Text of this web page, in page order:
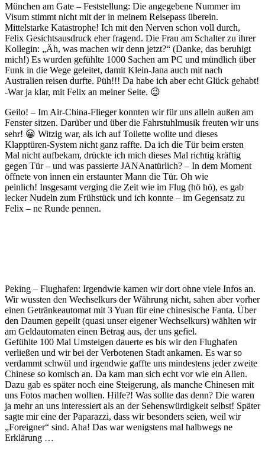
München am Gate – Feststellung: Die angegebene Nummer im
Visum stimmt nicht mit der in meinem Reisepass überein.
Mittelstarke Katastrophe! Ich mit den Nerven schon voll durch,
Felix Gesichtsausdruck eher fragend. Die Frau am Schalter zu ihrer
Kollegin: „Äh, was machen wir denn jetzt?“ (Danke, das beruhigt
mich!) Es wurden gefühlte 1000 Sachen am PC und mündlich über
Funk in die Wege geleitet, damit Klein-Jana auch mit nach
Australien reisen durfte. Püh!!! Da habe ich aber echt Glück gehabt!
-War ja klar, mit Felix an meiner Seite. 😉
Geilo! – Im Air-China-Flieger konnten wir für uns allein außen am
Fenster sitzen. Darüber und über die Fahrstuhlmusik freuten wir uns
sehr! 😀 Witzig war, als ich auf Toilette wollte und dieses
Klapptüren-System nicht ganz raffte. Da ich die Tür beim ersten
Mal nicht aufbekam, drückte ich mich dieses Mal richtig kräftig
gegen Tür – und was passierte JANAnatürlich? – In dem Moment
öffnete von innen ein erstaunter Mann die Tür. Oh wie
peinlich! Insgesamt verging die Zeit wie im Flug (hö hö), es gab
lecker Nudeln zum Frühstück und ich konnte – im Gegensatz zu
Felix – ne Runde pennen.
Peking – Flughafen: Irgendwie kamen wir dort ohne viele Infos an.
Wir wussten den Wechselkurs der Währung nicht, sahen aber vorher
einen Getränkeautomat mit 3 Yuan für eine chinesische Fanta. Über
den Daumen gepeilt (quasi unser eigener Wechselkurs) wählten wir
am Geldautomaten einen Betrag aus, der uns gefiel.
Gefühlte 100 Mal Umsteigen dauerte es bis wir den Flughafen
verließen und wir bei der Verbotenen Stadt ankamen. Es war so
verdammt schwül und irgendwie gaffte uns mindestens jeder zweite
Chinese so komisch an. Da kam man sich echt vor wie ein Alien.
Dazu gab es später noch eine Steigerung, als manche Chinesen mit
uns Fotos machen wollten. Hilfe?! Was sollte das denn? Die waren
ja mehr an uns interessiert als an der Sehenswürdigkeit selbst! Später
sagte mir eine der Paparazzi, dass wir besonders seien, weil wir
„Foreigner“ sind. Aha! Das war wenigstens mal halbwegs ne
Erklärung …